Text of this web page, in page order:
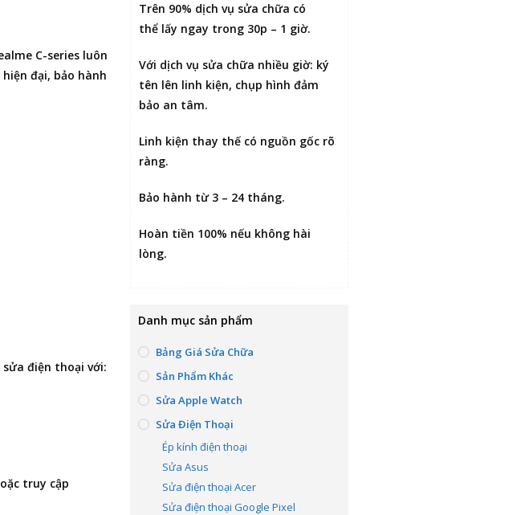
C-series luôn
đại, bảo hành
sửa điện thoại với:
truy cập
Trên 90% dịch vụ sửa chữa có
thể lấy ngay trong 30p – 1 giờ.
Với dịch vụ sửa chữa nhiều giờ: ký
tên lên linh kiện, chụp hình đảm
bảo an tâm.
Linh kiện thay thế có nguồn gốc rõ
ràng.
Bảo hành từ 3 – 24 tháng.
Hoàn tiền 100% nếu không hài
lòng.
Danh mục sản phẩm
Bảng Giá Sửa Chữa
Sản Phẩm Khác
Sửa Apple Watch
Sửa Điện Thoại
Ép kính điện thoại
Sửa Asus
Sửa điện thoại Acer
Sửa điện thoại Google Pixel